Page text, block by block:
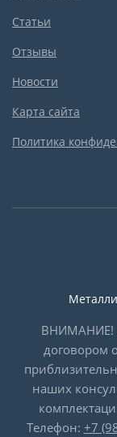
Статьи
Отзывы
Новости
Карта сайта
Политика
ВНИМАНИЕ!
договором
наших
Телефон: +7